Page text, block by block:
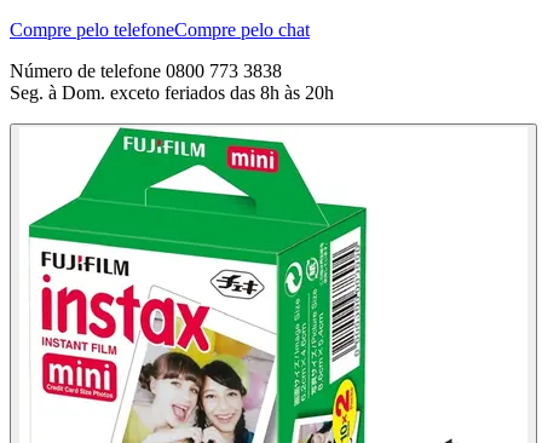
Compre pelo telefoneCompre pelo chat
Número de telefone 0800 773 3838
Seg. à Dom. exceto feriados das 8h às 20h